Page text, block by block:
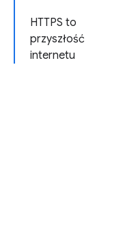
HTTPS to
przyszłość
internetu